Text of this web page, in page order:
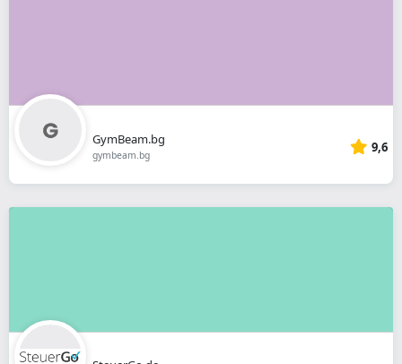
GymBeam.bg
gymbeam.bg 9,6